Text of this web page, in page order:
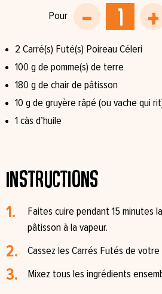
2 Carré(s) Futé(s) Poireau Céleri
100 g de pomme(s) de terre
180 g de chair de pâtisson
10 g de gruyère râpé (ou vache qui
1 càs d’huile
Instructions
Faites cuire pendant 15 minutes
pâtisson à la vapeur.
Cassez les Carrés Futés de
Mixez tous les ingrédients